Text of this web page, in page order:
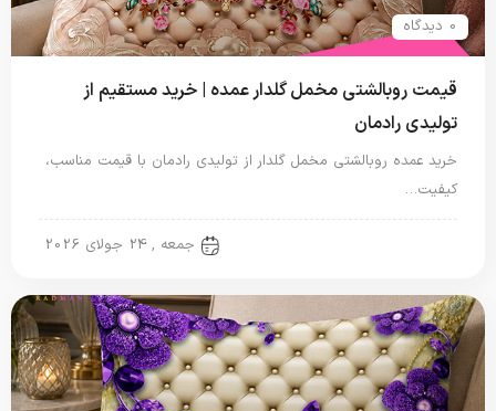
0 دیدگاه
قیمت روبالشتی مخمل گلدار عمده | خرید مستقیم از
تولیدی رادمان
خرید عمده روبالشتی مخمل گلدار از تولیدی رادمان با قیمت مناسب،
کیفیت…
جمعه , 24 جولای 2026